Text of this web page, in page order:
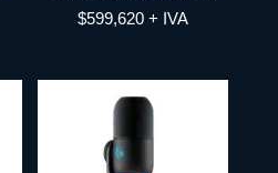
$599,620 + IVA